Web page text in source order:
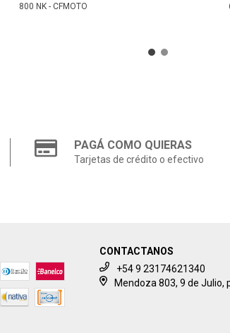
800 NK - CFMOTO
PAGÁ COMO QUIERAS
Tarjetas de crédito o efectivo
CONTACTANOS
+54 9 23174621340
Mendoza 803, 9 de Julio,